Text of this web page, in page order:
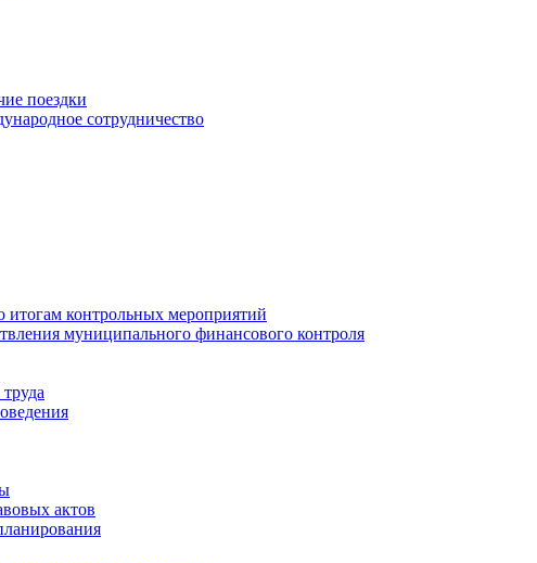
поездки
сотрудничество
контрольных мероприятий
муниципального финансового контроля
актов